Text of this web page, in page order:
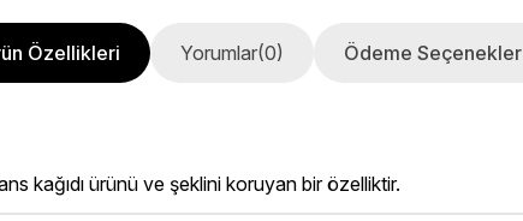
Özellikleri Yorumlar(0) Ödeme
kağıdı ürünü ve şeklini koruyan bir özelliktir.